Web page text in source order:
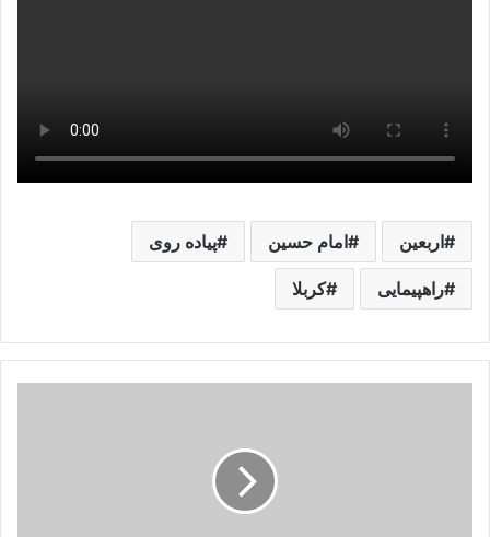
اربعین امام حسین پیاده روی
راهپیمایی کربلا